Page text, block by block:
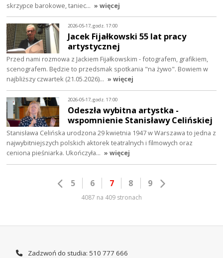
skrzypce barokowe, taniec… » więcej
2026-05-17, godz. 17:00
Jacek Fijałkowski 55 lat pracy
artystycznej
Przed nami rozmowa z Jackiem Fijałkowskim - fotografem, grafikiem,
scenografem. Będzie to przedsmak spotkania "na żywo". Bowiem w
najbliższy czwartek (21.05.2026)… » więcej
2026-05-17, godz. 17:00
Odeszła wybitna artystka -
wspomnienie Stanisławy Celińskiej
Stanisława Celińska urodzona 29 kwietnia 1947 w Warszawa to jedna z
najwybitniejszych polskich aktorek teatralnych i filmowych oraz
ceniona pieśniarka. Ukończyła… » więcej
5 6 7 8 9
4087 na 409 stronach
Zadzwoń do studia: 510 777 666